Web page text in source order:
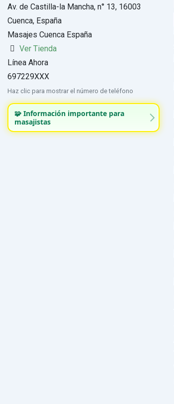
Av. de Castilla-la Mancha, n° 13, 16003
Cuenca, España
Masajes Cuenca España
Ver Tienda
Línea Ahora
697229XXX
Haz clic para mostrar el número de teléfono
🧩 Información importante para
masajistas